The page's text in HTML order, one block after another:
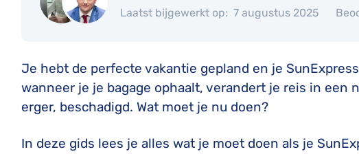
Laatst bijgewerkt op: 7 augustus 2025
Je hebt de perfecte vakantie gepland en je
wanneer je je bagage ophaalt, verandert je reis in een
erger, beschadigd. Wat moet je nu doen?
In deze gids lees je alles wat je moet doen als je